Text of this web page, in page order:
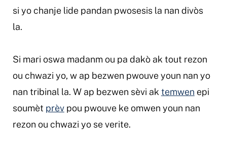
si yo chanje lide pandan pwosesis la nan divòs
la.
Si mari oswa madanm ou pa dakò ak tout rezon
ou chwazi yo, w ap bezwen pwouve youn nan yo
nan tribinal la. W ap bezwen sèvi ak temwen epi
soumèt prèvpou pwouve ke omwen youn nan
rezon ou chwazi yo se verite.